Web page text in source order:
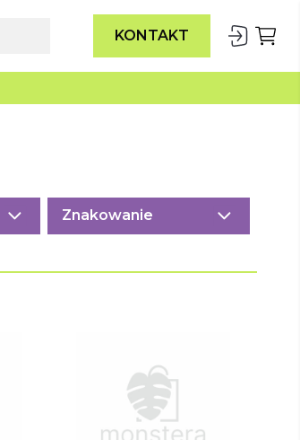
KONTAKT
Znakowanie